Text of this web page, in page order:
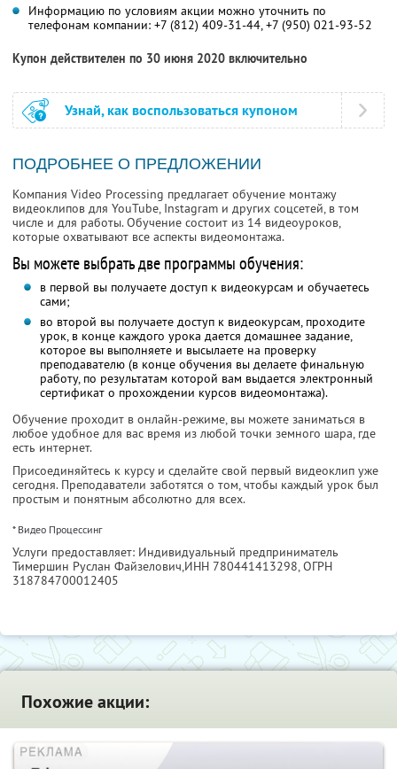
Информацию по условиям акции можно уточнить по
телефонам компании: +7 (812) 409-31-44, +7 (950) 021-93-52
Купон действителен по 30 июня 2020 включительно
Узнай, как воспользоваться купоном
ПОДРОБНЕЕ О ПРЕДЛОЖЕНИИ
Компания Video Processing предлагает обучение монтажу
видеоклипов для YouTube, Instagram и других соцсетей, в том
числе и для работы. Обучение состоит из 14 видеоуроков,
которые охватывают все аспекты видеомонтажа.
Вы можете выбрать две программы обучения:
в первой вы получаете доступ к видеокурсам и обучаетесь
сами;
во второй вы получаете доступ к видеокурсам, проходите
урок, в конце каждого урока дается домашнее задание,
которое вы выполняете и высылаете на проверку
преподавателю (в конце обучения вы делаете финальную
работу, по результатам которой вам выдается электронный
сертификат о прохождении курсов видеомонтажа).
Обучение проходит в онлайн-режиме, вы можете заниматься в
любое удобное для вас время из любой точки земного шара, где
есть интернет.
Присоединяйтесь к курсу и сделайте свой первый видеоклип уже
сегодня. Преподаватели заботятся о том, чтобы каждый урок был
простым и понятным абсолютно для всех.
* Видео Процессинг
Услуги предоставляет: Индивидуальный предприниматель
Тимершин Руслан Файзелович,ИНН 780441413298, ОГРН
318784700012405
Похожие акции: